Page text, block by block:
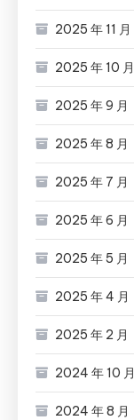
2025 年 11 月
2025 年 10 月
2025 年 9 月
2025 年 8 月
2025 年 7 月
2025 年 6 月
2025 年 5 月
2025 年 4 月
2025 年 2 月
2024 年 10 月
2024 年 8 月